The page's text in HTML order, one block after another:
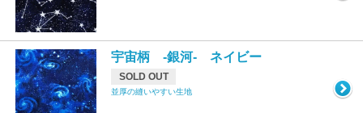
宇宙柄 -銀河- ネイビー
SOLD OUT
並厚の縫いやすい生地